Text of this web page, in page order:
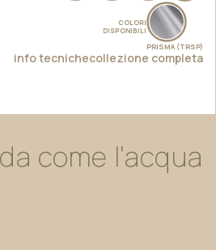
COLORI
DISPONIBILI
PRISMA (TRSP)
info tecnichecollezione completa
come l'acqua